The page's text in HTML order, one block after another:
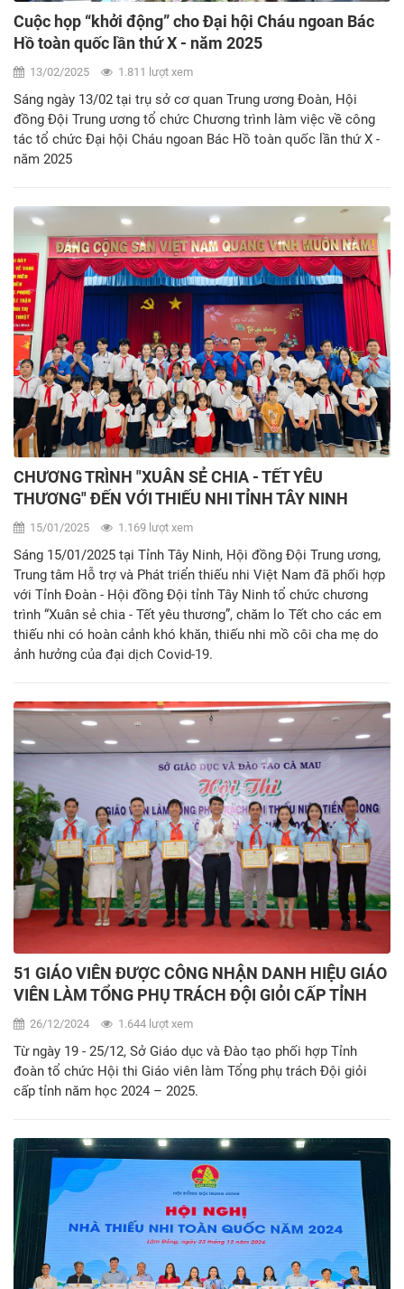
Cuộc họp “khởi động” cho Đại hội Cháu ngoan Bác
Hồ toàn quốc lần thứ X - năm 2025
13/02/2025 1.811 lượt xem
Sáng ngày 13/02 tại trụ sở cơ quan Trung ương Đoàn, Hội
đồng Đội Trung ương tổ chức Chương trình làm việc về công
tác tổ chức Đại hội Cháu ngoan Bác Hồ toàn quốc lần thứ X -
năm 2025
CHƯƠNG TRÌNH "XUÂN SẺ CHIA - TẾT YÊU
THƯƠNG" ĐẾN VỚI THIẾU NHI TỈNH TÂY NINH
15/01/2025 1.169 lượt xem
Sáng 15/01/2025 tại Tỉnh Tây Ninh, Hội đồng Đội Trung ương,
Trung tâm Hỗ trợ và Phát triển thiếu nhi Việt Nam đã phối hợp
với Tỉnh Đoàn - Hội đồng Đội tỉnh Tây Ninh tổ chức chương
trình “Xuân sẻ chia - Tết yêu thương”, chăm lo Tết cho các em
thiếu nhi có hoàn cảnh khó khăn, thiếu nhi mồ côi cha mẹ do
ảnh hưởng của đại dịch Covid-19.
51 GIÁO VIÊN ĐƯỢC CÔNG NHẬN DANH HIỆU GIÁO
VIÊN LÀM TỔNG PHỤ TRÁCH ĐỘI GIỎI CẤP TỈNH
NĂM HỌC 2024 – 2025
26/12/2024 1.644 lượt xem
Từ ngày 19 - 25/12, Sở Giáo dục và Đào tạo phối hợp Tỉnh
đoàn tổ chức Hội thi Giáo viên làm Tổng phụ trách Đội giỏi
cấp tỉnh năm học 2024 – 2025.